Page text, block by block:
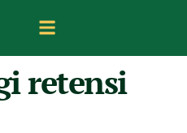
retensi